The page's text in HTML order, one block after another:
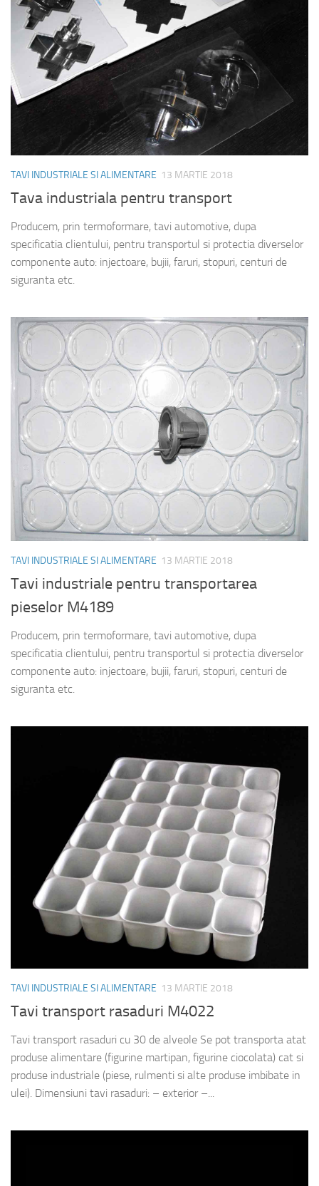
TAVI INDUSTRIALE SI ALIMENTARE 13 MARTIE 2018
Tava industriala pentru transport
Producem, prin termoformare, tavi automotive, dupa
specificatia clientului, pentru transportul si protectia diverselor
componente auto: injectoare, bujii, faruri, stopuri, centuri de
siguranta etc.
TAVI INDUSTRIALE SI ALIMENTARE 13 MARTIE 2018
Tavi industriale pentru transportarea
pieselor M4189
Producem, prin termoformare, tavi automotive, dupa
specificatia clientului, pentru transportul si protectia diverselor
componente auto: injectoare, bujii, faruri, stopuri, centuri de
siguranta etc.
TAVI INDUSTRIALE SI ALIMENTARE 13 MARTIE 2018
Tavi transport rasaduri M4022
Tavi transport rasaduri cu 30 de alveole Se pot transporta atat
produse alimentare (figurine martipan, figurine ciocolata) cat si
produse industriale (piese, rulmenti si alte produse imbibate in
ulei). Dimensiuni tavi rasaduri: – exterior –...